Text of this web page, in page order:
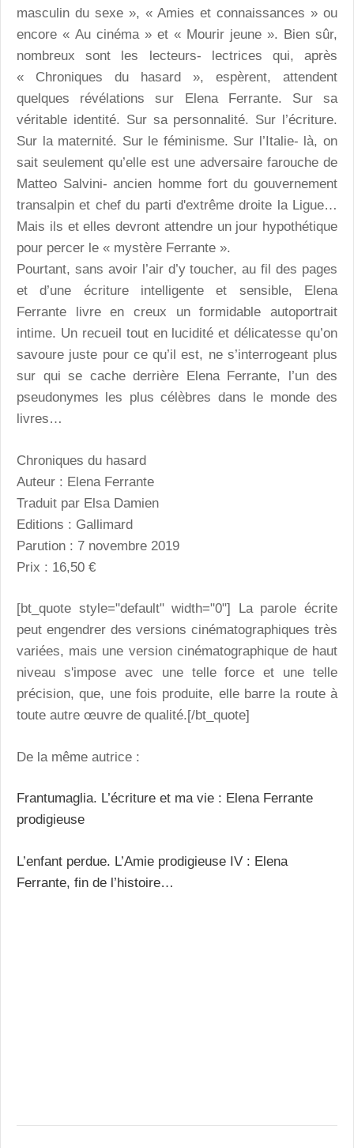
masculin du sexe », « Amies et connaissances » ou
encore « Au cinéma » et « Mourir jeune ». Bien sûr,
nombreux sont les lecteurs- lectrices qui, après
« Chroniques du hasard », espèrent, attendent
quelques révélations sur Elena Ferrante. Sur sa
véritable identité. Sur sa personnalité. Sur l’écriture.
Sur la maternité. Sur le féminisme. Sur l’Italie- là, on
sait seulement qu’elle est une adversaire farouche de
Matteo Salvini- ancien homme fort du gouvernement
transalpin et chef du parti d'extrême droite la Ligue…
Mais ils et elles devront attendre un jour hypothétique
pour percer le « mystère Ferrante ».
Pourtant, sans avoir l’air d’y toucher, au fil des pages
et d’une écriture intelligente et sensible, Elena
Ferrante livre en creux un formidable autoportrait
intime. Un recueil tout en lucidité et délicatesse qu’on
savoure juste pour ce qu’il est, ne s’interrogeant plus
sur qui se cache derrière Elena Ferrante, l’un des
pseudonymes les plus célèbres dans le monde des
livres…
Chroniques du hasard
Auteur : Elena Ferrante
Traduit par Elsa Damien
Editions : Gallimard
Parution : 7 novembre 2019
Prix : 16,50 €
[bt_quote style="default" width="0"] La parole écrite
peut engendrer des versions cinématographiques très
variées, mais une version cinématographique de haut
niveau s'impose avec une telle force et une telle
précision, que, une fois produite, elle barre la route à
toute autre œuvre de qualité.[/bt_quote]
De la même autrice :
Frantumaglia. L’écriture et ma vie : Elena Ferrante
prodigieuse
L’enfant perdue. L’Amie prodigieuse IV : Elena
Ferrante, fin de l’histoire…